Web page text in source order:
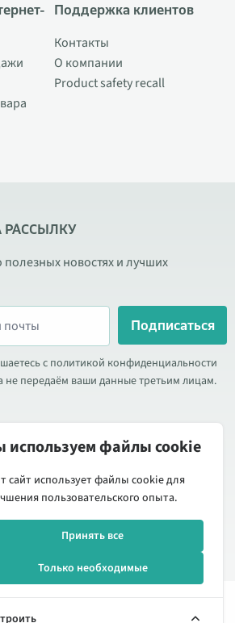
Поддержка клиентов
Контакты
О компании
Product safety recall
РАССЫЛКУ
новостях и лучших
Подписаться
с политикой конфиденциальности
не передаём ваши данные третьим лицам.
о выгодных акциях, новых
публикуем обзоры продукции.
права защищены
используем файлы cookie
сайт использует файлы cookie для
пользовательского опыта.
Принять все
Только необходимые